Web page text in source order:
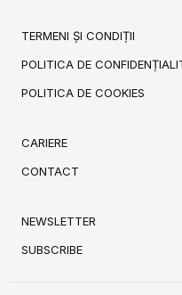
TERMENI ȘI CONDIȚII
POLITICA DE
POLITICA DE COOKIES
CARIERE
CONTACT
NEWSLETTER
SUBSCRIBE